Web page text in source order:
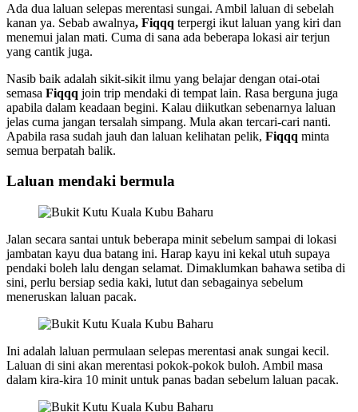
Ada dua laluan selepas merentasi sungai. Ambil laluan di sebelah
kanan ya. Sebab awalnya, Fiqqq terpergi ikut laluan yang kiri dan
menemui jalan mati. Cuma di sana ada beberapa lokasi air terjun
yang cantik juga.
Nasib baik adalah sikit-sikit ilmu yang belajar dengan otai-otai
semasa Fiqqq join trip mendaki di tempat lain. Rasa berguna juga
apabila dalam keadaan begini. Kalau diikutkan sebenarnya laluan
jelas cuma jangan tersalah simpang. Mula akan tercari-cari nanti.
Apabila rasa sudah jauh dan laluan kelihatan pelik, Fiqqq minta
semua berpatah balik.
Laluan mendaki bermula
Jalan secara santai untuk beberapa minit sebelum sampai di lokasi
jambatan kayu dua batang ini. Harap kayu ini kekal utuh supaya
pendaki boleh lalu dengan selamat. Dimaklumkan bahawa setiba di
sini, perlu bersiap sedia kaki, lutut dan sebagainya sebelum
meneruskan laluan pacak.
Ini adalah laluan permulaan selepas merentasi anak sungai kecil.
Laluan di sini akan merentasi pokok-pokok buloh. Ambil masa
dalam kira-kira 10 minit untuk panas badan sebelum laluan pacak.